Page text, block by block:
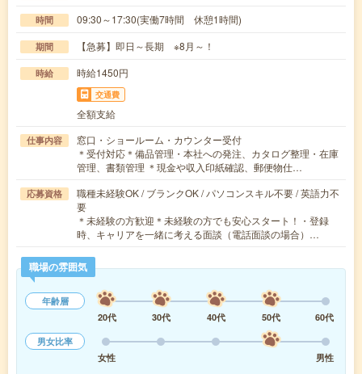
時間 09:30～17:30(実働7時間 休憩1時間)
期間 【急募】即日～長期 ※8月～！
時給 時給1450円
交通費
全額支給
仕事内容
窓口・ショールーム・カウンター受付
＊受付対応＊備品管理・本社への発注、カタログ整理・在庫
管理、書類管理 ＊現金や収入印紙確認、郵便物仕…
応募資格
職種未経験OK / ブランクOK / パソコンスキル不要 / 英語力不
要
＊未経験の方歓迎＊未経験の方でも安心スタート！・登録
時、キャリアを一緒に考える面談（電話面談の場合）…
職場の雰囲気
年齢層
20代
30代 40代 50代
60代
男女比率
女性
男性